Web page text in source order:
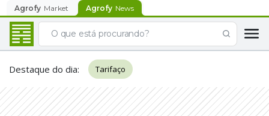
Agrofy Market Agrofy News
Destaque do dia: Tarifaço